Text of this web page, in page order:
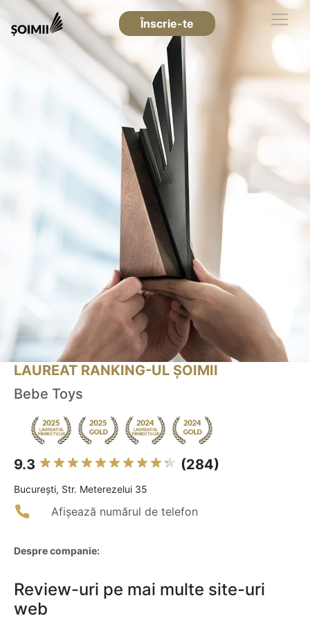
Înscrie-te
LAUREAT RANKING-UL ȘOIMII
Bebe Toys
9.3 (284)
Bucureşti, Str. Meterezelui 35
Afișează numărul de telefon
Despre companie:
Review-uri pe mai multe site-uri
web